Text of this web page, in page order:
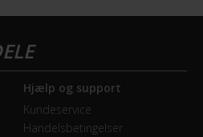
Hjælp og support
Kundeservice
Handelsbetingelser